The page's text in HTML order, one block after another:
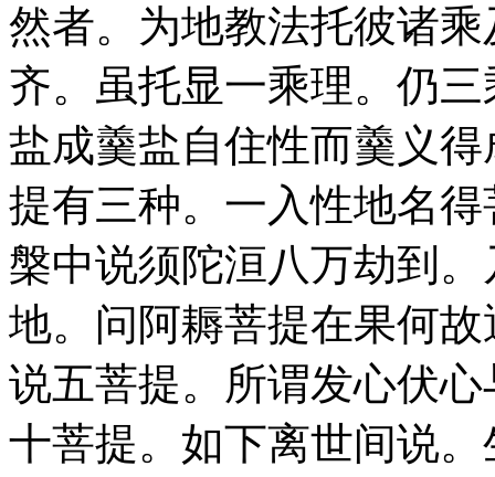
然者。为地教法托彼诸
齐。虽托显一乘理。仍
盐成羹盐自住性而羹义
提有三种。一入性地名
槃中说须陀洹八万劫到
地。问阿耨菩提在果何
说五菩提。所谓发心伏
十菩提。如下离世间说